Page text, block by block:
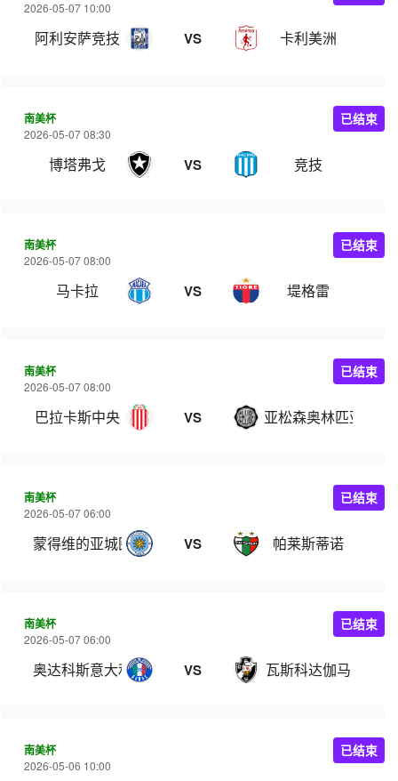
2026-05-07 10:00
阿利安萨竞技 VS 卡利美洲
南美杯
2026-05-07 08:30
博塔弗戈 VS 竞技
已结束
南美杯
2026-05-07 08:00
马卡拉 VS 堤格雷
已结束
南美杯
2026-05-07 08:00
巴拉卡斯中央 VS 亚松森奥林匹亚
已结束
南美杯
2026-05-07 06:00
蒙得维的亚城图尔克 VS 帕莱斯蒂诺
已结束
南美杯
2026-05-07 06:00
奥达科斯意大利人 VS 瓦斯科达伽马
已结束
南美杯
2026-05-06 10:00
已结束